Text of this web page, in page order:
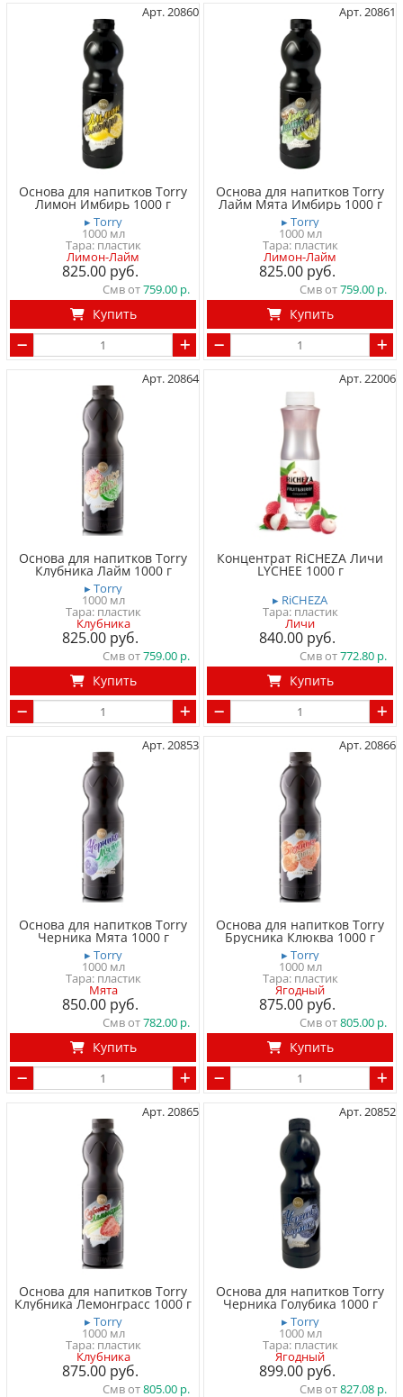
Арт. 20860
Основа для напитков Torry
Лимон Имбирь 1000 г
▸ Torry
1000 мл
Тара: пластик
Лимон-Лайм
825.00
Смв от759.00
Купить
Арт. 20861
Основа для напитков Torry
Лайм Мята Имбирь 1000 г
▸ Torry
1000 мл
Тара: пластик
Лимон-Лайм
825.00
Смв от759.00
Купить
Арт. 20864
Основа для напитков Torry
Клубника Лайм 1000 г
▸ Torry
1000 мл
Тара: пластик
Клубника
825.00
Смв от759.00
Купить
Арт. 22006
Концентрат RiCHEZA Личи
LYCHEE 1000 г
▸ RiCHEZA
Тара: пластик
Личи
840.00
Смв от772.80
Купить
Арт. 20853
Основа для напитков Torry
Черника Мята 1000 г
▸ Torry
1000 мл
Тара: пластик
Мята
850.00
Смв от782.00
Купить
Арт. 20866
Основа для напитков Torry
Брусника Клюква 1000 г
▸ Torry
1000 мл
Тара: пластик
Ягодный
875.00
Смв от805.00
Купить
Арт. 20865
Основа для напитков Torry
Клубника Лемонграсс 1000 г
▸ Torry
1000 мл
Тара: пластик
Клубника
875.00
Смв от805.00
Арт. 20852
Основа для напитков Torry
Черника Голубика 1000 г
▸ Torry
1000 мл
Тара: пластик
Ягодный
899.00
Смв от827.08